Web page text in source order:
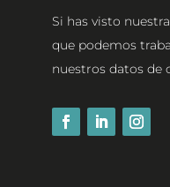
Si has visto
que podemos
nuestros datos de